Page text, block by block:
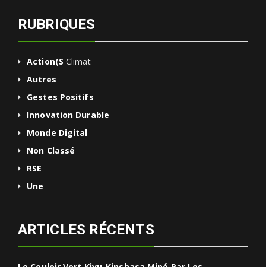
RUBRIQUES
Action(s Climat
Autres
Gestes Positifs
Innovation Durable
Monde Digital
Non Classé
RSE
Une
ARTICLES RÉCENTS